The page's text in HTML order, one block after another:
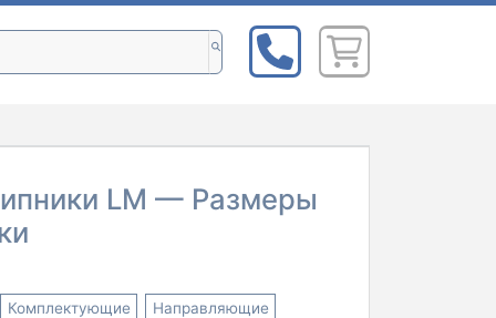
LM — Размеры
Комплектующие Направляющие